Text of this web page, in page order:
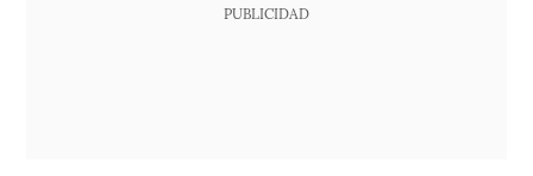
PUBLICIDAD